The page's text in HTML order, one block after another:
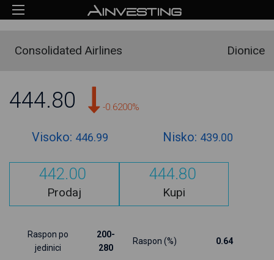
Consolidated Airlines Dionice
444.80 -0.6200%
Visoko: 446.99 Nisko: 439.00
442.00
Prodaj
444.80
Kupi
Raspon po
jedinici
200-
280
Raspon (%) 0.64